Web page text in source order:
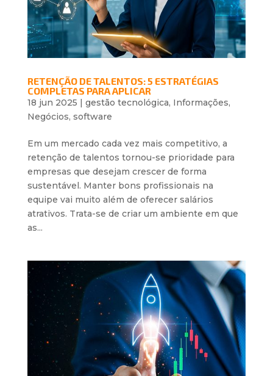
RETENÇÃO DE TALENTOS: 5 ESTRATÉGIAS
COMPLETAS PARA APLICAR
18 jun 2025 | gestão tecnológica, Informações,
Negócios, software
Em um mercado cada vez mais competitivo, a
retenção de talentos tornou-se prioridade para
empresas que desejam crescer de forma
sustentável. Manter bons profissionais na
equipe vai muito além de oferecer salários
atrativos. Trata-se de criar um ambiente em que
as...